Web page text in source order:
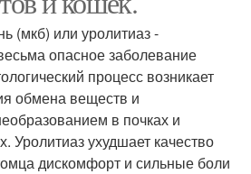
(мкб) или уролитиаз -
опасное заболевание
процесс возникает
обмена веществ и
в почках и
Уролитиаз ухудшает качество
дискомфорт и сильные боли